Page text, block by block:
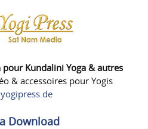
Kundalini Yoga & autres
& accessoires pour Yogis
Download